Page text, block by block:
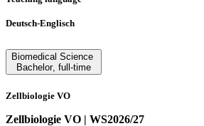
Deutsch-Englisch
Biomedical Science
Bachelor, full-time
Zellbiologie VO
Zellbiologie VO | WS2026/27